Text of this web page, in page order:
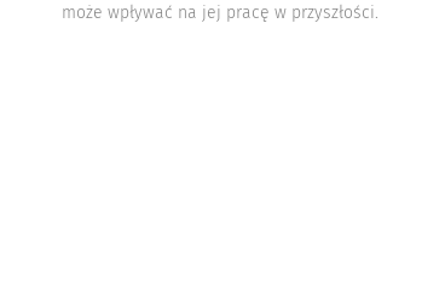
może wpływać na jej pracę w przyszłości.